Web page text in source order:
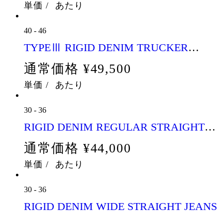
単価 / あたり
40 - 46
TYPEⅢ RIGID DENIM TRUCKER
JACKET
通常価格 ¥49,500
単価 / あたり
30 - 36
RIGID DENIM REGULAR STRAIGHT
JEANS
通常価格 ¥44,000
単価 / あたり
30 - 36
RIGID DENIM WIDE STRAIGHT JEANS